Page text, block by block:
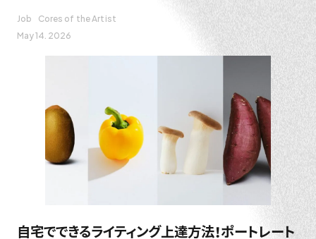
Job
Cores of the Artist
May 14. 2026
自宅でできるライティング上達方法！ポートレート